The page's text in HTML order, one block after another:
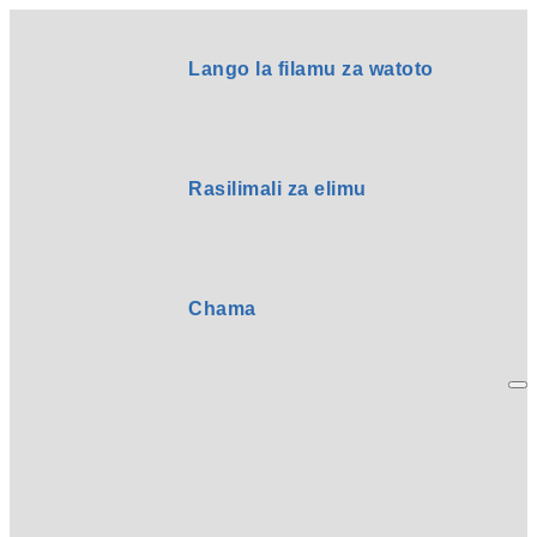
Lango la filamu za watoto
Rasilimali za elimu
Chama